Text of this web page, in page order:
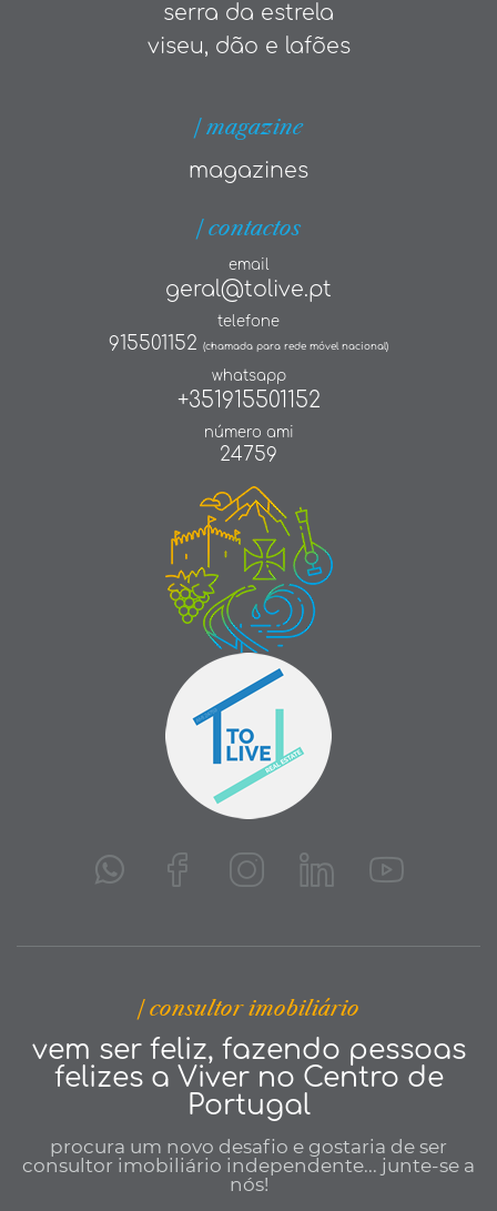
serra da estrela
viseu, dão e lafões
| magazine
magazines
| contactos
email
geral@tolive.pt
telefone
915501152 (chamada para rede móvel nacional)
whatsapp
+351915501152
número ami
24759
| consultor imobiliário
vem ser feliz, fazendo pessoas
felizes a Viver no Centro de
Portugal
procura um novo desafio e gostaria de ser
consultor imobiliário independente... junte-se a
nós!